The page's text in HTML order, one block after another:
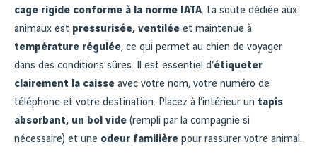
cage rigide conforme à la norme IATA. La soute dédiée aux
animaux est pressurisée, ventilée et maintenue à
température régulée, ce qui permet au chien de voyager
dans des conditions sûres. Il est essentiel d’étiqueter
clairement la caisse avec votre nom, votre numéro de
téléphone et votre destination. Placez à l’intérieur un tapis
absorbant, un bol vide (rempli par la compagnie si
nécessaire) et une odeur familière pour rassurer votre animal.